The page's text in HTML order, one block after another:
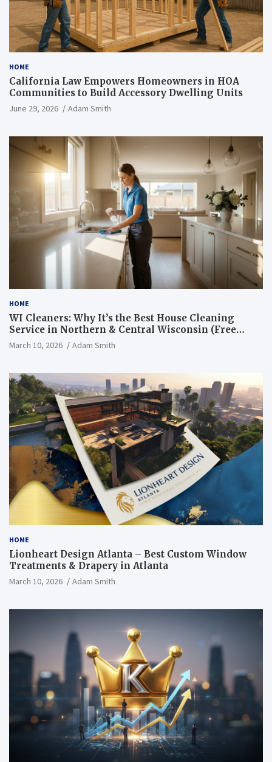
HOME
California Law Empowers Homeowners in HOA
Communities to Build Accessory Dwelling Units
June 29, 2026 Adam Smith
HOME
WI Cleaners: Why It’s the Best House Cleaning
Service in Northern & Central Wisconsin (Free
Consultation + Quote)
March 10, 2026 Adam Smith
HOME
Lionheart Design Atlanta – Best Custom Window
Treatments & Drapery in Atlanta
March 10, 2026 Adam Smith